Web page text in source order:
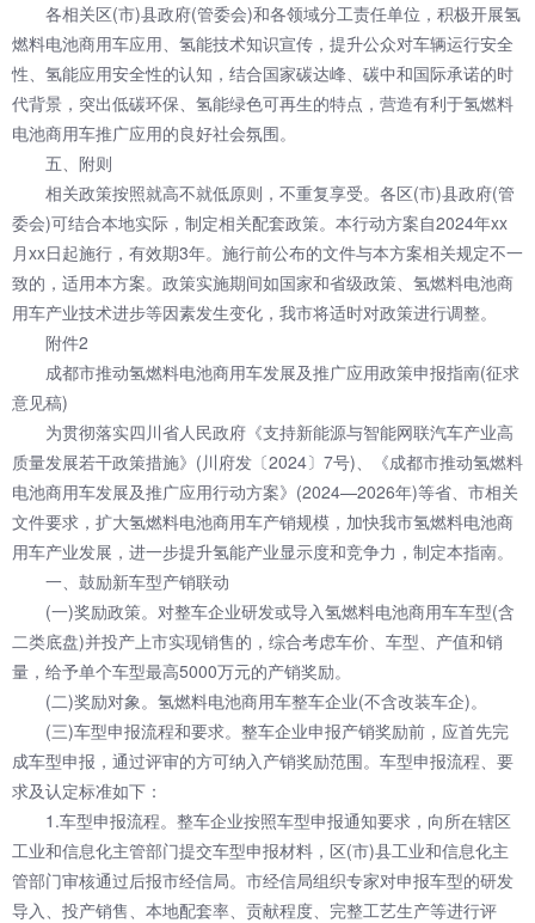
各相关区(市)县政府(管委会)和各领域分工责任单位，积极开展氢
燃料电池商用车应用、氢能技术知识宣传，提升公众对车辆运行安全
性、氢能应用安全性的认知，结合国家碳达峰、碳中和国际承诺的时
代背景，突出低碳环保、氢能绿色可再生的特点，营造有利于氢燃料
电池商用车推广应用的良好社会氛围。
五、附则
相关政策按照就高不就低原则，不重复享受。各区(市)县政府(管
委会)可结合本地实际，制定相关配套政策。本行动方案自2024年xx
月xx日起施行，有效期3年。施行前公布的文件与本方案相关规定不一
致的，适用本方案。政策实施期间如国家和省级政策、氢燃料电池商
用车产业技术进步等因素发生变化，我市将适时对政策进行调整。
附件2
成都市推动氢燃料电池商用车发展及推广应用政策申报指南(征求
意见稿)
为贯彻落实四川省人民政府《支持新能源与智能网联汽车产业高
质量发展若干政策措施》(川府发〔2024〕7号)、《成都市推动氢燃料
电池商用车发展及推广应用行动方案》(2024—2026年)等省、市相关
文件要求，扩大氢燃料电池商用车产销规模，加快我市氢燃料电池商
用车产业发展，进一步提升氢能产业显示度和竞争力，制定本指南。
一、鼓励新车型产销联动
(一)奖励政策。对整车企业研发或导入氢燃料电池商用车车型(含
二类底盘)并投产上市实现销售的，综合考虑车价、车型、产值和销
量，给予单个车型最高5000万元的产销奖励。
(二)奖励对象。氢燃料电池商用车整车企业(不含改装车企)。
(三)车型申报流程和要求。整车企业申报产销奖励前，应首先完
成车型申报，通过评审的方可纳入产销奖励范围。车型申报流程、要
求及认定标准如下：
1.车型申报流程。整车企业按照车型申报通知要求，向所在辖区
工业和信息化主管部门提交车型申报材料，区(市)县工业和信息化主
管部门审核通过后报市经信局。市经信局组织专家对申报车型的研发
导入、投产销售、本地配套率、贡献程度、完整工艺生产等进行评